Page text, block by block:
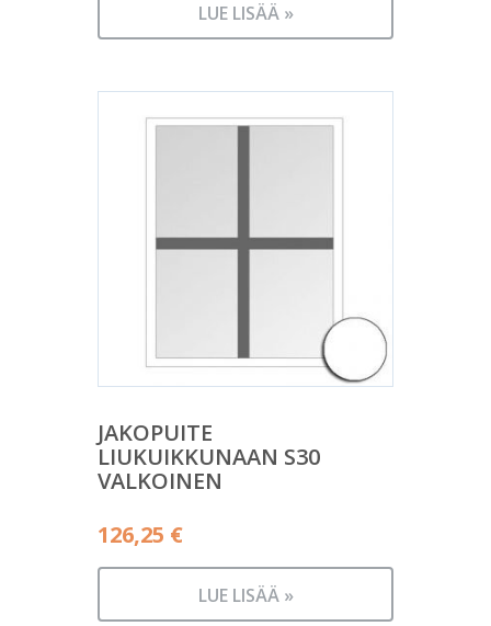
LUE LISÄÄ »
JAKOPUITE
LIUKUIKKUNAAN S30
VALKOINEN
126,25 €
LUE LISÄÄ »